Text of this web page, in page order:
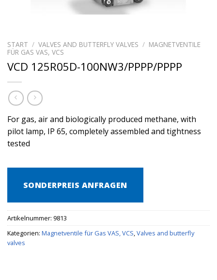
START / VALVES AND BUTTERFLY VALVES / MAGNETVENTILE
FÜR GAS VAS, VCS
VCD 125R05D-100NW3/PPPP/PPPP
For gas, air and biologically produced methane, with
pilot lamp, IP 65, completely assembled and tightness
tested
SONDERPREIS ANFRAGEN
Artikelnummer: 9813
Kategorien: Magnetventile für Gas VAS, VCS,Valves and butterfly
valves